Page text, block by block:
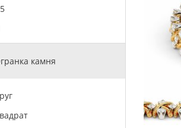
камня